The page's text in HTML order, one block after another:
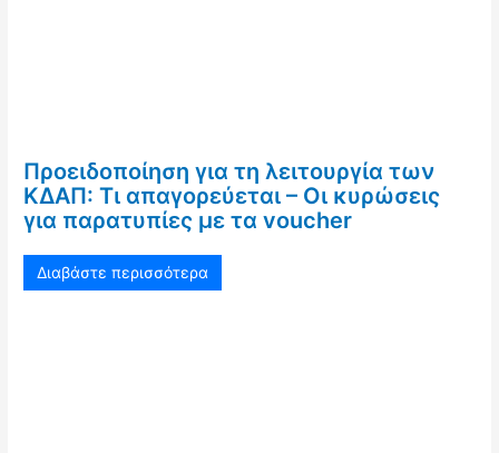
Προειδοποίηση για τη λειτουργία των
ΚΔΑΠ: Τι απαγορεύεται – Οι κυρώσεις
για παρατυπίες με τα voucher
Διαβάστε περισσότερα